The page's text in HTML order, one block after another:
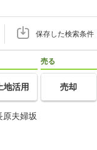
保存した検索条件
地活用
売る
売却
原夫婦坂